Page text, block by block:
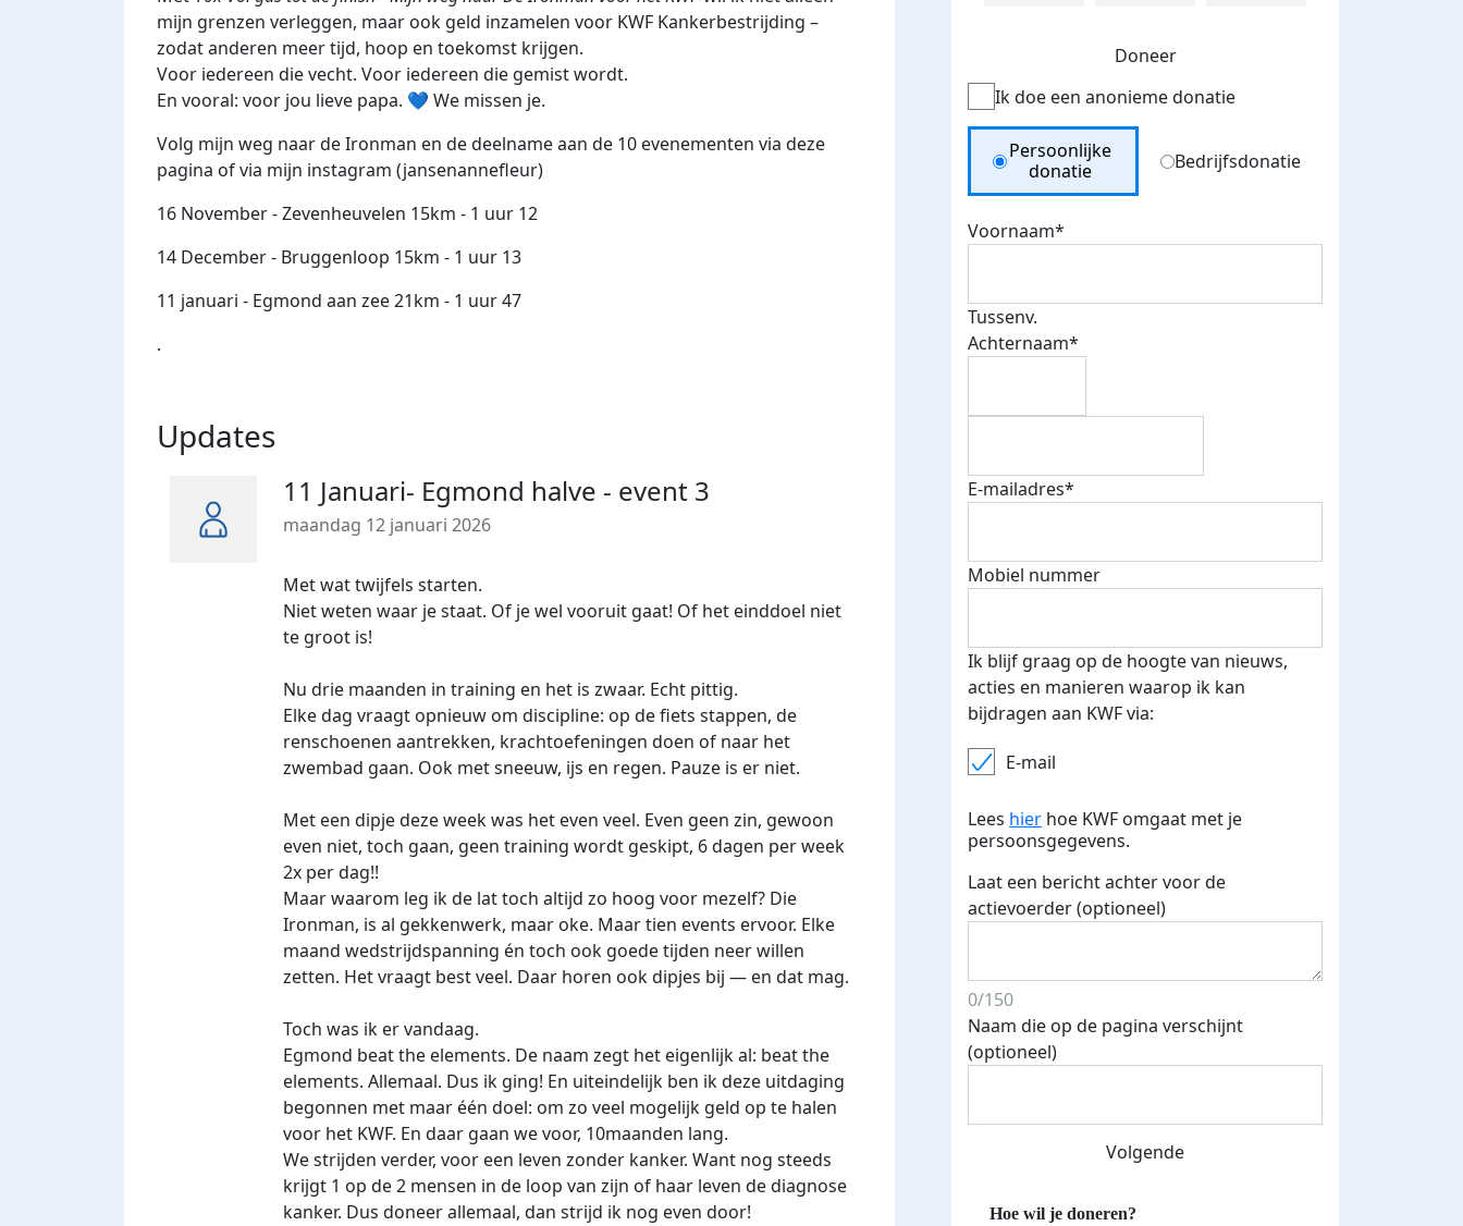
mijn grenzen verleggen, maar ook geld inzamelen voor KWF Kankerbestrijding –
zodat anderen meer tijd, hoop en toekomst krijgen.
Voor iedereen die vecht. Voor iedereen die gemist wordt.
En vooral: voor jou lieve papa. 💙 We missen je.
Volg mijn weg naar de Ironman en de deelname aan de 10 evenementen via deze
pagina of via mijn instagram (jansenannefleur)
16 November - Zevenheuvelen 15km - 1 uur 12
14 December - Bruggenloop 15km - 1 uur 13
11 januari - Egmond aan zee 21km - 1 uur 47
.
Updates
11 Januari- Egmond halve - event 3
maandag 12 januari 2026
Met wat twijfels starten.
Niet weten waar je staat. Of je wel vooruit gaat! Of het einddoel niet
te groot is!
Nu drie maanden in training en het is zwaar. Echt pittig.
Elke dag vraagt opnieuw om discipline: op de fiets stappen, de
renschoenen aantrekken, krachtoefeningen doen of naar het
zwembad gaan. Ook met sneeuw, ijs en regen. Pauze is er niet.
Met een dipje deze week was het even veel. Even geen zin, gewoon
even niet, toch gaan, geen training wordt geskipt, 6 dagen per week
2x per dag!!
Maar waarom leg ik de lat toch altijd zo hoog voor mezelf? Die
Ironman, is al gekkenwerk, maar oke. Maar tien events ervoor. Elke
maand wedstrijdspanning én toch ook goede tijden neer willen
zetten. Het vraagt best veel. Daar horen ook dipjes bij — en dat mag.
Toch was ik er vandaag.
Egmond beat the elements. De naam zegt het eigenlijk al: beat the
elements. Allemaal. Dus ik ging! En uiteindelijk ben ik deze uitdaging
begonnen met maar één doel: om zo veel mogelijk geld op te halen
voor het KWF. En daar gaan we voor, 10maanden lang.
We strijden verder, voor een leven zonder kanker. Want nog steeds
krijgt 1 op de 2 mensen in de loop van zijn of haar leven de diagnose
kanker. Dus doneer allemaal, dan strijd ik nog even door!
Doneer
Ik doe een anonieme donatie
Donation Type
Persoonlijke
donatie
Bedrijfsdonatie
Voornaam*
Tussenv.
Achternaam*
E-mailadres*
Mobiel nummer
Ik blijf graag op de hoogte van nieuws,
acties en manieren waarop ik kan
bijdragen aan KWF via:
E-mail
Lees hier hoe KWF omgaat met je
persoonsgegevens.
Laat een bericht achter voor de
actievoerder (optioneel)
0/150
Naam die op de pagina verschijnt
(optioneel)
Volgende